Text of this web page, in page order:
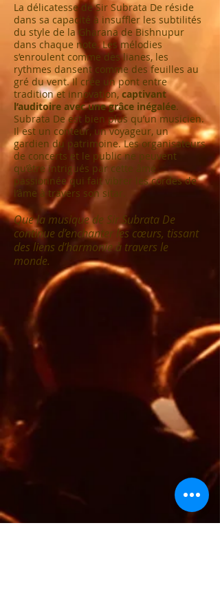
La délicatesse de Sir Subrata De réside
dans sa capacité à insuffler les subtilités
du style de la Gharana de Bishnupur
dans chaque note. Les mélodies
s’enroulent comme des lianes, les
rythmes dansent comme des feuilles au
gré du vent. Il crée un pont entre
tradition et innovation, captivant
l’auditoire avec une grâce inégalée.
Subrata De est bien plus qu’un musicien.
Il est un conteur, un voyageur, un
gardien du patrimoine. Les organisateurs
de concerts et le public ne peuvent
qu’être intrigués par cette âme
passionnée qui fait vibrer les cordes de
l’âme à travers son sitar.
Que la musique de Sir Subrata De
continue d’enchanter les cœurs, tissant
des liens d’harmonie à travers le
monde.